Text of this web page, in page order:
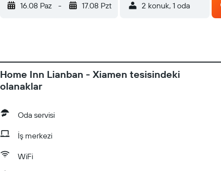
16.08 Paz - 17.08 Pzt 2 konuk, 1 oda
Home Inn Lianban - Xiamen tesisindeki
olanaklar
Oda servisi
İş merkezi
WiFi